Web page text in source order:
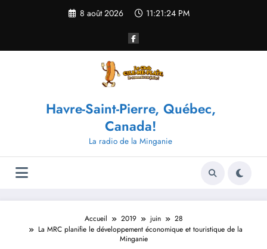
8 août 2026 11:21:24 PM
Havre-Saint-Pierre, Québec,
Canada!
La radio de la Minganie
Accueil 2019 juin
28
La MRC planifie le développement économique et touristique de la
Minganie